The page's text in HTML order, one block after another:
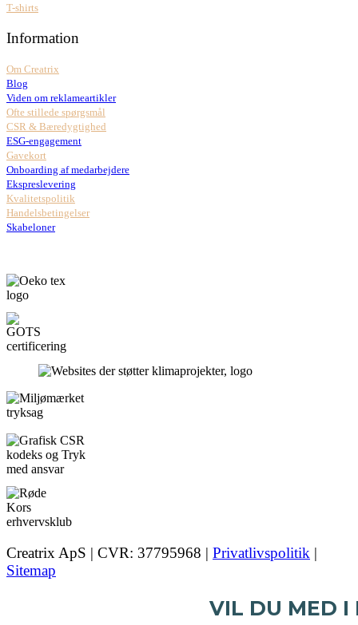
T-shirts
Information
Om Creatrix
Blog
Viden om reklameartikler
Ofte stillede spørgsmål
CSR & Bæredygtighed
ESG-engagement
Gavekort
Onboarding af medarbejdere
Ekspreslevering
Kvalitetspolitik
Handelsbetingelser
Skabeloner
Creatrix ApS | CVR: 37795968 | Privatlivspolitik |
Sitemap
VIL DU MED I